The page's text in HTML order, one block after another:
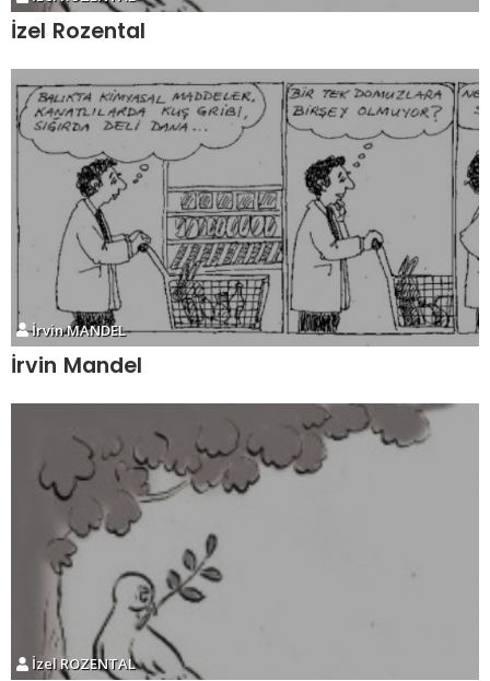
İzel Rozental
İrvin MANDEL
İrvin Mandel
İzel ROZENTAL